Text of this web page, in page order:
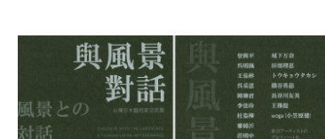
【預告】《與風景對話》台灣日本藝術家交流展【日本站】